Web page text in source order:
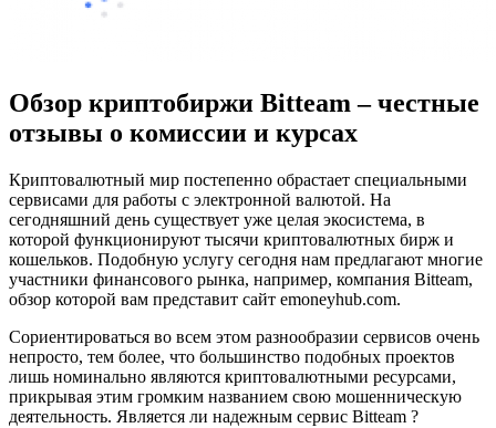
Обзор криптобиржи Bitteam – честные
отзывы о комиссии и курсах
Криптовалютный мир постепенно обрастает специальными
сервисами для работы с электронной валютой. На
сегодняшний день существует уже целая экосистема, в
которой функционируют тысячи криптовалютных бирж и
кошельков. Подобную услугу сегодня нам предлагают многие
участники финансового рынка, например, компания Bitteam,
обзор которой вам представит сайт emoneyhub.com.
Сориентироваться во всем этом разнообразии сервисов очень
непросто, тем более, что большинство подобных проектов
лишь номинально являются криптовалютными ресурсами,
прикрывая этим громким названием свою мошенническую
деятельность. Является ли надежным сервис Bitteam ?